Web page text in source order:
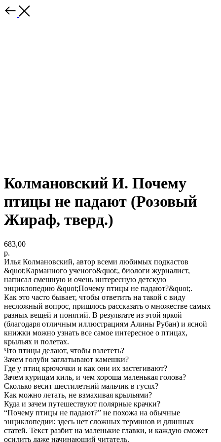
Колмановский И. Почему
птицы не падают (Розовый
Жираф, тверд.)
683,00
р.
Илья Колмановский, автор всеми любимых подкастов
&quot;Карманного ученого&quot;, биологи журналист,
написал смешную и очень интересную детскую
энциклопедию &quot;Почему птицы не падают?&quot;.
Как это часто бывает, чтобы ответить на такой с виду
несложный вопрос, пришлось рассказать о множестве самых
разных вещей и понятий. В результате из этой яркой
(благодаря отличным иллюстрациям Алины Рубан) и ясной
книжки можно узнать все самое интересное о птицах,
крыльях и полетах.
Что птицы делают, чтобы взлететь?
Зачем голуби заглатывают камешки?
Где у птиц крючочки и как они их застегивают?
Зачем курицам киль, и чем хороша маленькая голова?
Сколько весит шестилетний мальчик в гусях?
Как можно летать, не взмахивая крыльями?
Куда и зачем путешествуют полярные крачки?
“Почему птицы не падают?” не похожа на обычные
энциклопедии: здесь нет сложных терминов и длинных
статей. Текст разбит на маленькие главки, и каждую сможет
осилить даже начинающий читатель.